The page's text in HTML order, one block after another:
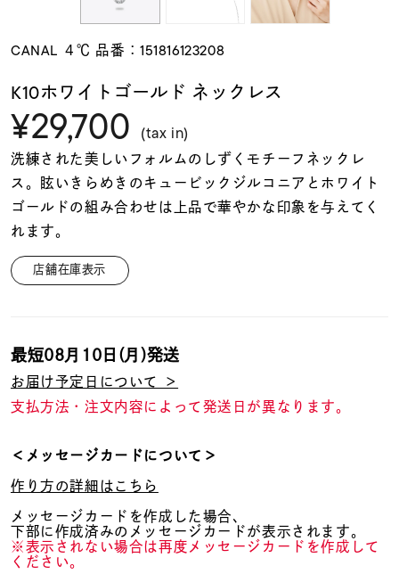
ファッションテイス
ト
着用シーン
コレクション
リングサイズ
メンズ
価格 ¥0
在庫
CANAL ４℃ 品番：151816123208
K10ホワイトゴールド ネックレス
¥29,700 (tax in)
洗練された美しいフォルムのしずくモチーフネックレ
ス。眩いきらめきのキュービックジルコニアとホワイト
ゴールドの組み合わせは上品で華やかな印象を与えてく
れます。
店舗在庫表示
最短08月10日(月)発送
お届け予定日について ＞
支払方法・注文内容によって発送日が異なります。
＜メッセージカードについて＞
作り方の詳細はこちら
メッセージカードを作成した場合、
下部に作成済みのメッセージカードが表示されます。
※表示されない場合は再度メッセージカードを作成して
ください。